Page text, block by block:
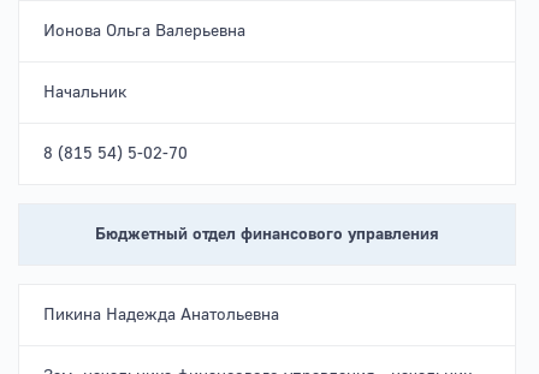
Ионова Ольга Валерьевна
Начальник
8 (815 54) 5-02-70
Бюджетный отдел финансового управления
Пикина Надежда Анатольевна